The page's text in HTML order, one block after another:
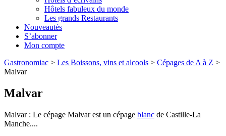
Hôtels fabuleux du monde
Les grands Restaurants
Nouveautés
S’abonner
Mon compte
Gastronomiac > Les Boissons, vins et alcools > Cépages de A à Z >
Malvar
Malvar
Malvar : Le cépage Malvar est un cépage blanc de Castille-La
Manche....